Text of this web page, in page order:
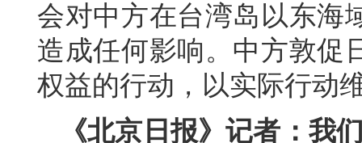
会对中方在台湾岛以东海
造成任何影响。中方敦促
权益的行动，以实际行动
《北京日报》记者：我